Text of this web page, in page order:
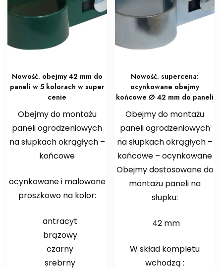
Nowość. obejmy 42 mm do
paneli w 5 kolorach w super
cenie
Obejmy do montażu
paneli ogrodzeniowych
na słupkach okrągłych –
końcowe
ocynkowane i malowane
proszkowo na kolor:
antracyt
brązowy
czarny
srebrny
Nowość. supercena:
ocynkowane obejmy
końcowe Ø 42 mm do paneli
Obejmy do montażu
paneli ogrodzeniowych
na słupkach okrągłych –
końcowe – ocynkowane
Obejmy dostosowane do
montażu paneli na
słupku:
42 mm
W skład kompletu
wchodzą :